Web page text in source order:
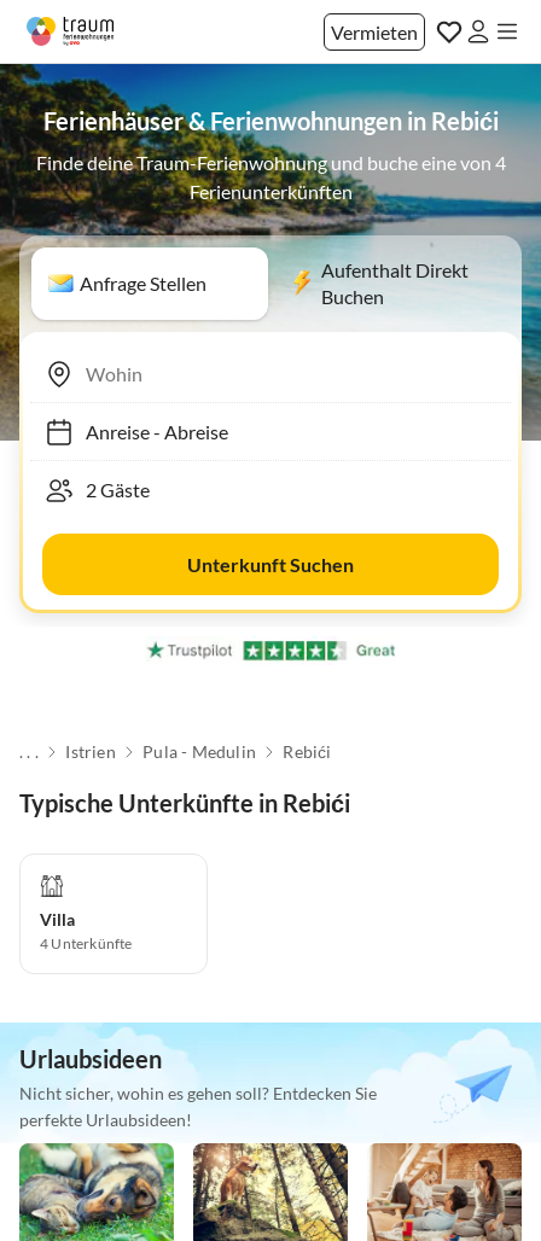
Vermieten
Ferienhäuser & Ferienwohnungen in Rebići
Finde deine Traum-Ferienwohnung und buche eine von 4
Ferienunterkünften
Anfrage Stellen
Aufenthalt Direkt
Buchen
Anreise- Abreise
Unterkunft Suchen
. . . Istrien Pula - Medulin Rebići
Typische Unterkünfte in Rebići
Villa
4 Unterkünfte
Urlaubsideen
Nicht sicher, wohin es gehen soll? Entdecken Sie
perfekte Urlaubsideen!